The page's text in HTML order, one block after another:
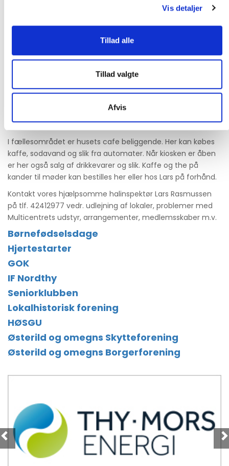
Vis detaljer
Tillad alle
Tillad valgte
Afvis
Østerild Multicenter er beliggende i landsbyen Østerild i
Centeret er fyldt med spændende aktivitets muligheder
Alle kan mødes her. Man kan deltage i sportsaktiviteter, på
gymnastikhold, deltage i et møde, i Lokalhistorisk forenings
og udenfor. Der er dog ingen udlejning af lokaler til private
fester.
I fællesområdet er husets cafe beliggende. Her kan købes
kaffe, sodavand og slik fra automater. Når kiosken er åben
er her også salg af drikkevarer og slik. Kaffe og the på
kander til møder kan bestilles her eller hos Lars på forhånd.
Kontakt vores hjælpsomme halinspektør Lars Rasmussen
på tlf. 42412977 vedr. udlejning af lokaler, problemer med
Multicentrets udstyr, arrangementer, medlemsskaber m.v.
Børnefødselsdage
Hjertestarter
GOK
IF Nordthy
Seniorklubben
Lokalhistorisk forening
HØSGU
Østerild og omegns Skytteforening
Østerild og omegns Borgerforening